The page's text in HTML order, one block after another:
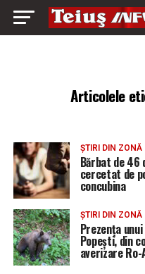
Articolele
ȘTIRI DIN ZONĂ
Bărbat de 46
cercetat de
concubina
ȘTIRI DIN ZONĂ
Prezența
Popești, din
averizare